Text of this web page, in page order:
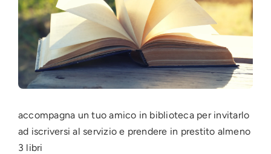
Login
accompagna un tuo amico in biblioteca per invitarlo
ad iscriversi al servizio e prendere in prestito almeno
3 libri